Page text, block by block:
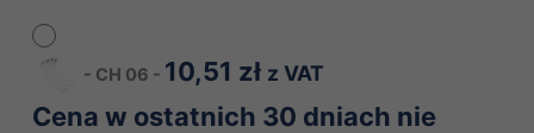
- CH 06 - 10,51 zł z VAT
Cena w ostatnich 30 dniach nie